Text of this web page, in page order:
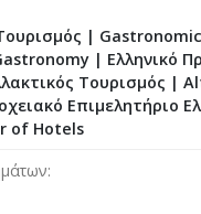
|
| Ελληνικό
Τουρισμός |
Επιμελητήριο
of Hotels